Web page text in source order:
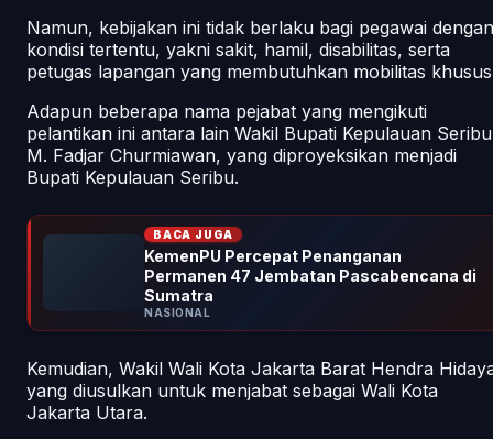
Namun, kebijakan ini tidak berlaku bagi pegawai dengan
kondisi tertentu, yakni sakit, hamil, disabilitas, serta
petugas lapangan yang membutuhkan mobilitas
Adapun beberapa nama pejabat yang mengikuti
pelantikan ini antara lain Wakil Bupati Kepulauan
M. Fadjar Churmiawan, yang diproyeksikan menjadi
Bupati Kepulauan Seribu.
BACA JUGA
KemenPU Percepat Penanganan
Permanen 47 Jembatan Pascabencana di
Sumatra
NASIONAL
Kemudian, Wakil Wali Kota Jakarta Barat Hendra
yang diusulkan untuk menjabat sebagai Wali Kota
Jakarta Utara.